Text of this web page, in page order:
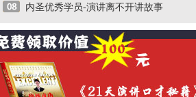
内圣优秀学员-演讲离不开讲故事